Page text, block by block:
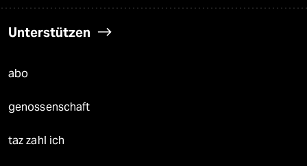
Unterstützen
abo
genossenschaft
taz zahl ich